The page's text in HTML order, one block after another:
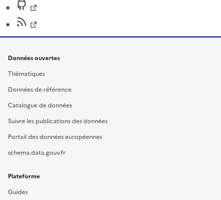
Données ouvertes
Thématiques
Données de référence
Catalogue de données
Suivre les publications des données
Portail des données européennes
schema.data.gouv.fr
Plateforme
Guides